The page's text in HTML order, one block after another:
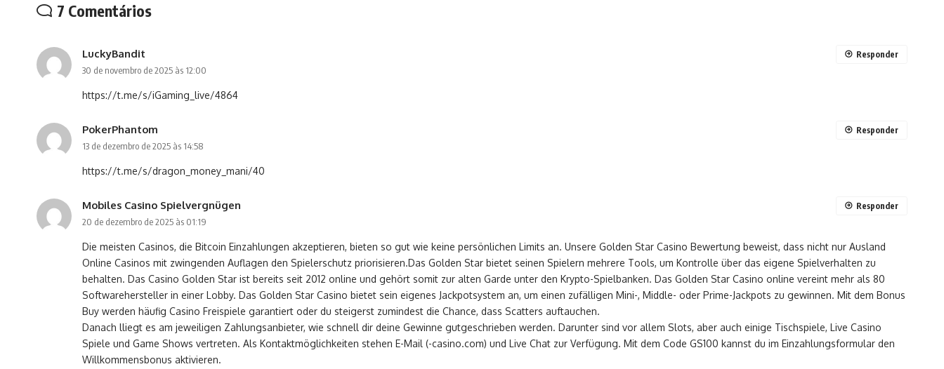
7 Comentários
LuckyBandit
30 de novembro de 2025 às 12:00
https://t.me/s/iGaming_live/4864
Responder
PokerPhantom
13 de dezembro de 2025 às 14:58
https://t.me/s/dragon_money_mani/40
Responder
Mobiles Casino Spielvergnügen
20 de dezembro de 2025 às 01:19
Die meisten Casinos, die Bitcoin Einzahlungen akzeptieren, bieten so gut wie keine persönlichen Limits an. Unsere Golden Star Casino Bewertung beweist, dass nicht nur Ausland
Online Casinos mit zwingenden Auflagen den Spielerschutz priorisieren.Das Golden Star bietet seinen Spielern mehrere Tools, um Kontrolle über das eigene Spielverhalten zu
behalten. Das Casino Golden Star ist bereits seit 2012 online und gehört somit zur alten Garde unter den Krypto-Spielbanken. Das Golden Star Casino online vereint mehr als 80
Softwarehersteller in einer Lobby. Das Golden Star Casino bietet sein eigenes Jackpotsystem an, um einen zufälligen Mini-, Middle- oder Prime-Jackpots zu gewinnen. Mit dem Bonus
Buy werden häufig Casino Freispiele garantiert oder du steigerst zumindest die Chance, dass Scatters auftauchen.
Danach lliegt es am jeweiligen Zahlungsanbieter, wie schnell dir deine Gewinne gutgeschrieben werden. Darunter sind vor allem Slots, aber auch einige Tischspiele, Live Casino
Spiele und Game Shows vertreten. Als Kontaktmöglichkeiten stehen E-Mail (-casino.com) und Live Chat zur Verfügung. Mit dem Code GS100 kannst du im Einzahlungsformular den
Willkommensbonus aktivieren.
Responder